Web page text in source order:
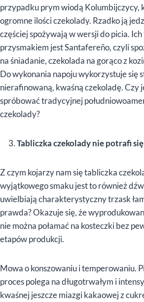
przypadku prym wiodą Kolumbijczycy,
ogromne ilości czekolady. Rzadko ją
częściej spożywają w wersji do picia.
przysmakiem jest Santafereño, czyli
na śniadanie, czekolada na gorąco z
Do wykonania napoju wykorzystuje się
nierafinowaną, kwaśną czekoladę. Czy
spróbować tradycyjnej
czekolady?
Tabliczka czekolady nie potrafi się
Z czym kojarzy nam się tabliczka
wyjątkowego smaku jest to również
uwielbiają charakterystyczny trzask
prawda? Okazuje się, że
nie można połamać na kosteczki bez
etapów produkcji.
Mowa o konszowaniu i temperowaniu.
proces polega na długotrwałym i
kwaśnej jeszcze miazgi kakaowej z